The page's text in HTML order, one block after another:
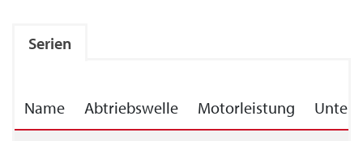
Serien
Name Abtriebswelle Motorleistung